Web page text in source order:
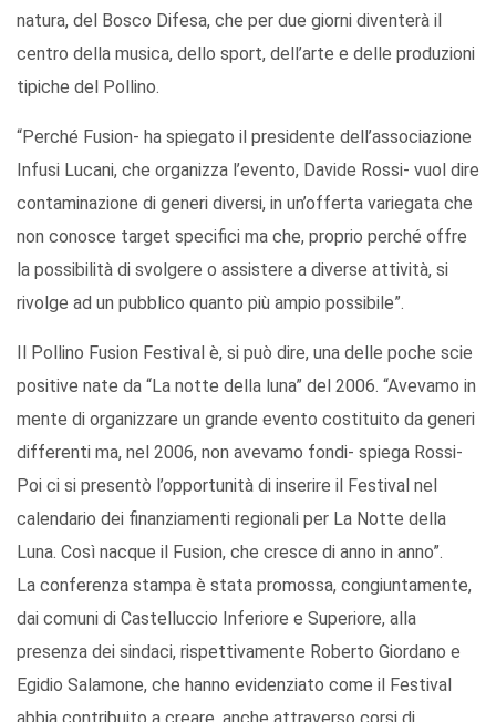
natura, del Bosco Difesa, che per due giorni diventerà il
centro della musica, dello sport, dell’arte e delle produzioni
tipiche del Pollino.
“Perché Fusion- ha spiegato il presidente dell’associazione
Infusi Lucani, che organizza l’evento, Davide Rossi- vuol dire
contaminazione di generi diversi, in un’offerta variegata che
non conosce target specifici ma che, proprio perché offre
la possibilità di svolgere o assistere a diverse attività, si
rivolge ad un pubblico quanto più ampio possibile”.
Il Pollino Fusion Festival è, si può dire, una delle poche scie
positive nate da “La notte della luna” del 2006. “Avevamo in
mente di organizzare un grande evento costituito da generi
differenti ma, nel 2006, non avevamo fondi- spiega Rossi-
Poi ci si presentò l’opportunità di inserire il Festival nel
calendario dei finanziamenti regionali per La Notte della
Luna. Così nacque il Fusion, che cresce di anno in anno”.
La conferenza stampa è stata promossa, congiuntamente,
dai comuni di Castelluccio Inferiore e Superiore, alla
presenza dei sindaci, rispettivamente Roberto Giordano e
Egidio Salamone, che hanno evidenziato come il Festival